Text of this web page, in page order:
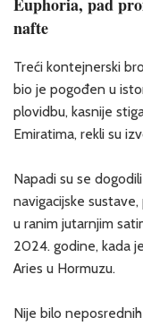
nafte
Treći kontejnerski
bio je pogođen u
plovidbu, kasnije
Emiratima, rekli su
Napadi su se
navigacijske
u ranim jutarnjim
2024. godine, kada
Aries u Hormuzu.
Nije bilo